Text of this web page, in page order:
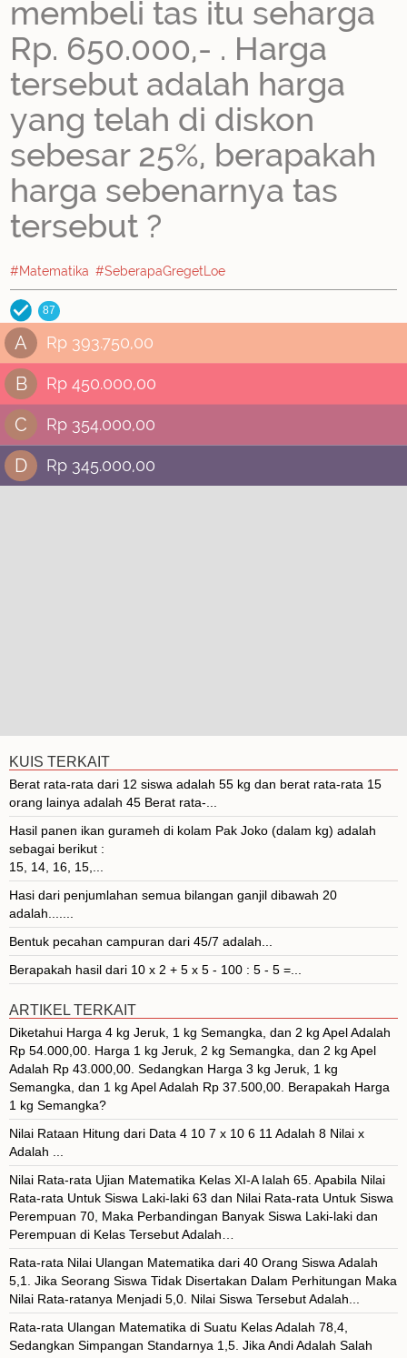
membeli tas itu seharga
Rp. 650.000,- . Harga
tersebut adalah harga
yang telah di diskon
sebesar 25%, berapakah
harga sebenarnya tas
tersebut ?
#Matematika #SeberapaGregetLoe
87
A Rp 393.750,00
B Rp 450.000,00
C Rp 354.000,00
D Rp 345.000,00
KUIS TERKAIT
Berat rata-rata dari 12 siswa adalah 55 kg dan berat rata-rata 15
orang lainya adalah 45 Berat rata-...
Hasil panen ikan gurameh di kolam Pak Joko (dalam kg) adalah
sebagai berikut :
15, 14, 16, 15,...
Hasi dari penjumlahan semua bilangan ganjil dibawah 20
adalah.......
Bentuk pecahan campuran dari 45/7 adalah...
Berapakah hasil dari 10 x 2 + 5 x 5 - 100 : 5 - 5 =...
ARTIKEL TERKAIT
Diketahui Harga 4 kg Jeruk, 1 kg Semangka, dan 2 kg Apel Adalah
Rp 54.000,00. Harga 1 kg Jeruk, 2 kg Semangka, dan 2 kg Apel
Adalah Rp 43.000,00. Sedangkan Harga 3 kg Jeruk, 1 kg
Semangka, dan 1 kg Apel Adalah Rp 37.500,00. Berapakah Harga
1 kg Semangka?
Nilai Rataan Hitung dari Data 4 10 7 x 10 6 11 Adalah 8 Nilai x
Adalah ...
Nilai Rata-rata Ujian Matematika Kelas XI-A Ialah 65. Apabila Nilai
Rata-rata Untuk Siswa Laki-laki 63 dan Nilai Rata-rata Untuk Siswa
Perempuan 70, Maka Perbandingan Banyak Siswa Laki-laki dan
Perempuan di Kelas Tersebut Adalah…
Rata-rata Nilai Ulangan Matematika dari 40 Orang Siswa Adalah
5,1. Jika Seorang Siswa Tidak Disertakan Dalam Perhitungan Maka
Nilai Rata-ratanya Menjadi 5,0. Nilai Siswa Tersebut Adalah...
Rata-rata Ulangan Matematika di Suatu Kelas Adalah 78,4,
Sedangkan Simpangan Standarnya 1,5. Jika Andi Adalah Salah